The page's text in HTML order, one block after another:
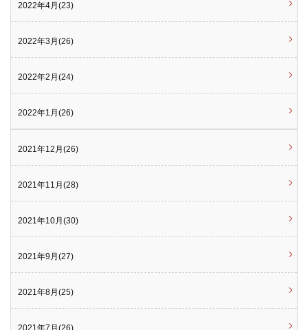
2022年4月(23)
2022年3月(26)
2022年2月(24)
2022年1月(26)
2021年12月(26)
2021年11月(28)
2021年10月(30)
2021年9月(27)
2021年8月(25)